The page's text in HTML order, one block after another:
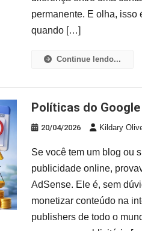
permanente. E olha, isso
quando […]
Continue lendo...
Políticas do
20/04/2026 Kildary
Se você tem um blog ou
publicidade online,
AdSense. Ele é, sem
monetizar conteúdo na
publishers de todo o